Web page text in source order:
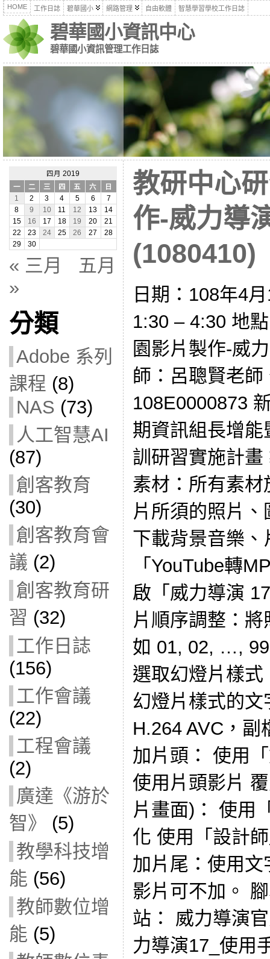
HOME 工作日誌 碧華國小 網路管理 自由軟體 智慧學習學校工作日誌
碧華國小資訊中心
碧華國小資訊管理工作日誌
四月 2019
一
二 三 四 五 六
日
1
2 3 4 5 6
7
8
9 10 11 12 13
14
15
16 17 18 19 20
21
22
23 24 25 26 27
28
29
30
« 三月
五月
»
分類
Adobe 系列
課程 (8)
NAS (73)
人工智慧AI
(87)
創客教育
(30)
創客教育會
議 (2)
創客教育研
習 (32)
工作日誌
(156)
工作會議
(22)
工程會議
(2)
廣達《游於
智》
(5)
教學科技增
能 (56)
教師數位增
能 (5)
教研中心
作-威力導
(1080410)
日期：108年4
1:30 – 4:30 地
園影片製作-威
師：呂聰賢老
108E0000873
期資訊組長增
訓研習實施計
素材：所有素
片所須的照片
下載背景音樂
「YouTube轉
啟「威力導演
片順序調整：
如 01, 02, …,
選取幻燈片樣
幻燈片樣式的
H.264 AVC，
加片頭： 使用
使用片頭影片
片畫面)： 使用
化 使用「設計
加片尾：使用
影片可不加。
站： 威力導演
力導演17_使用